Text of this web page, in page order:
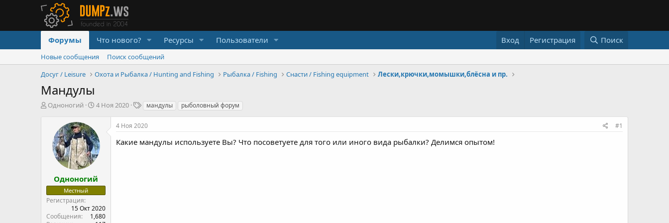
Форумы Что нового? Ресурсы Пользователи Вход Регистрация Поиск
Новые сообщения
Поиск сообщений
Досуг / Leisure
Охота и Рыбалка / Hunting and Fishing Рыбалка / Fishing Снасти / Fishing equipment Лески,крючки,момышки,блёсна и пр.
Мандулы
А
Одноногий
Д
а
н
а
ч
л
а
4 Ноя 2020
Т
г
мандулы рыболовный форум
Одноногий
Местный
Регистрация
15 Окт 2020
Сообщения
1,680
4 Ноя 2020 #1
Какие мандулы используете Вы? Что посоветуете для того или иного вида рыбалки? Делимся опытом!